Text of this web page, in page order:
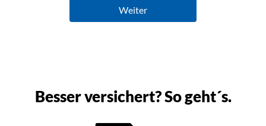
Besser versichert? So geht´s.